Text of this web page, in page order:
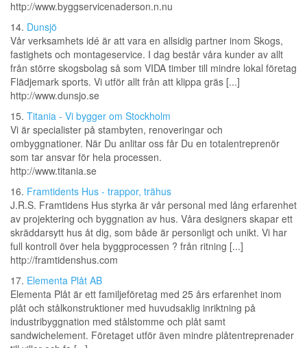
http://www.byggservicenaderson.n.nu
14. Dunsjö
Vår verksamhets idé är att vara en allsidig partner inom Skogs,
fastighets och montageservice. I dag består våra kunder av allt
från större skogsbolag så som VIDA timber till mindre lokal företag
Flädjemark sports. Vi utför allt från att klippa gräs [...]
http://www.dunsjo.se
15. Titania - Vi bygger om Stockholm
Vi är specialister på stambyten, renoveringar och
ombyggnationer. När Du anlitar oss får Du en totalentreprenör
som tar ansvar för hela processen.
http://www.titania.se
16. Framtidents Hus - trappor, trähus
J.R.S. Framtidens Hus styrka är vår personal med lång erfarenhet
av projektering och byggnation av hus. Våra designers skapar ett
skräddarsytt hus åt dig, som både är personligt och unikt. Vi har
full kontroll över hela byggprocessen ? från ritning [...]
http://framtidenshus.com
17. Elementa Plåt AB
Elementa Plåt är ett familjeföretag med 25 års erfarenhet inom
plåt och stålkonstruktioner med huvudsaklig inriktning på
industribyggnation med stålstomme och plåt samt
sandwichelement. Företaget utför även mindre plåtentreprenader